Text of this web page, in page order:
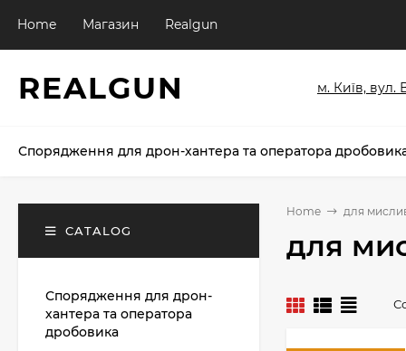
Home Магазин Realgun
REALGUN м. Київ, вул.
Спорядження для дрон-хантера та оператора
Home для
для
CATALOG
Спорядження для дрон-
хантера та оператора
дробовика